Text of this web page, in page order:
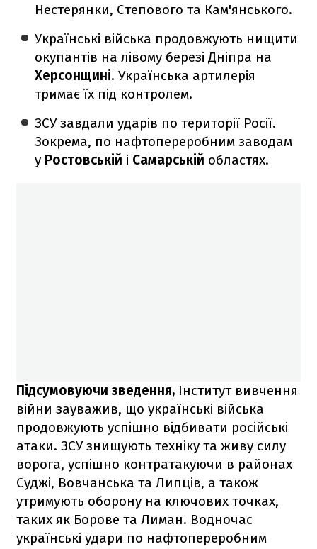
Нестерянки, Степового та Кам'янського.
Українські війська продовжують нищити
окупантів на лівому березі Дніпра на
Херсонщині. Українська артилерія
тримає їх під контролем.
ЗСУ завдали ударів по території Росії.
Зокрема, по нафтопереробним заводам
у Ростовській і Самарській областях.
Підсумовуючи зведення, Інститут вивчення
війни зауважив, що українські війська
продовжують успішно відбивати російські
атаки. ЗСУ знищують техніку та живу силу
ворога, успішно контратакуючи в районах
Суджі, Вовчанська та Липців, а також
утримують оборону на ключових точках,
таких як Борове та Лиман. Водночас
українські удари по нафтопереробним